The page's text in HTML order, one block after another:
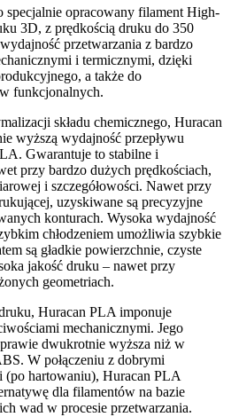
specjalnie opracowany filament High-
3D, z prędkością druku do 350
przetwarzania z bardzo
i termicznymi, dzięki
a także do
funkcjonalnych.
składu chemicznego, Huracan
wyższą wydajność przepływu
Gwarantuje to stabilne i
przy bardzo dużych prędkościach,
i szczegółowości. Nawet przy
uzyskiwane są precyzyjne
konturach. Wysoka wydajność
chłodzeniem umożliwia szybkie
są gładkie powierzchnie, czyste
jakość druku – nawet przy
geometriach.
Huracan PLA imponuje
mechanicznymi. Jego
dwukrotnie wyższa niż w
W połączeniu z dobrymi
(po hartowaniu), Huracan PLA
dla filamentów na bazie
wad w procesie przetwarzania.